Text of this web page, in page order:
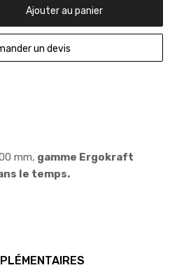
Ajouter au panier
un devis
mm, gamme Ergokraft
le temps.